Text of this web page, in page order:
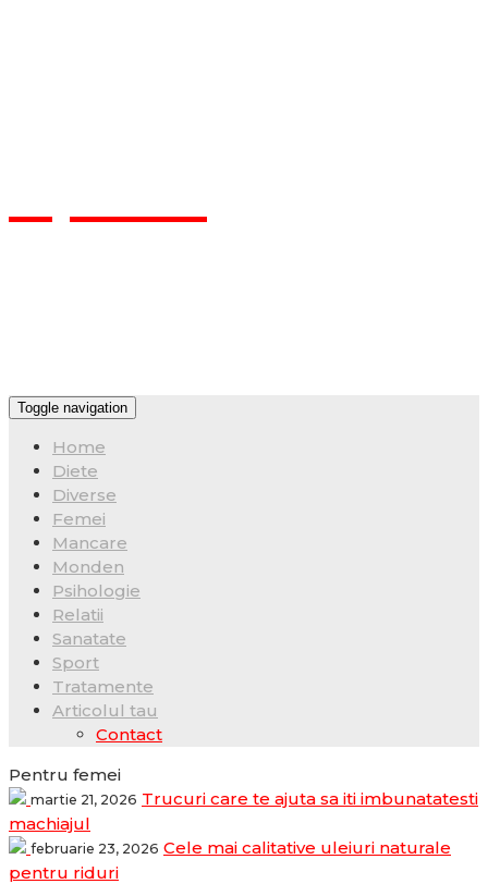
Flpa.ro
Toggle navigation
Home
Diete
Diverse
Femei
Mancare
Monden
Psihologie
Relatii
Sanatate
Sport
Tratamente
Articolul tau
Contact
Pentru femei
martie 21, 2026 Trucuri care te ajuta sa iti imbunatatesti
machiajul
februarie 23, 2026 Cele mai calitative uleiuri naturale
pentru riduri